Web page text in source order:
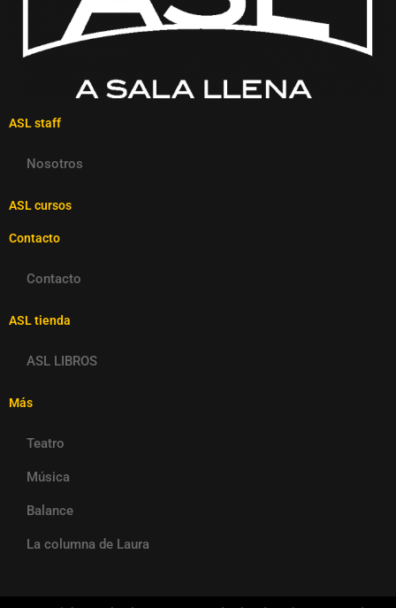
ASL staff
Nosotros
ASL cursos
Contacto
Contacto
ASL tienda
ASL LIBROS
Más
Teatro
Música
Balance
La columna de Laura